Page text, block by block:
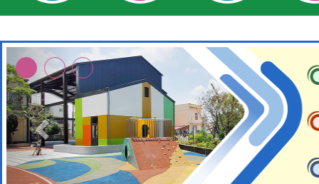
本校115學年度第2次